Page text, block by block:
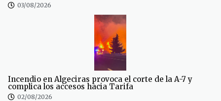
03/08/2026
Incendio en Algeciras provoca el corte de la A-7 y
complica los accesos hacia Tarifa
02/08/2026